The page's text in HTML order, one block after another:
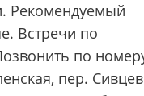
Рекомендуемый
Встречи по
по
пер. Сивцев